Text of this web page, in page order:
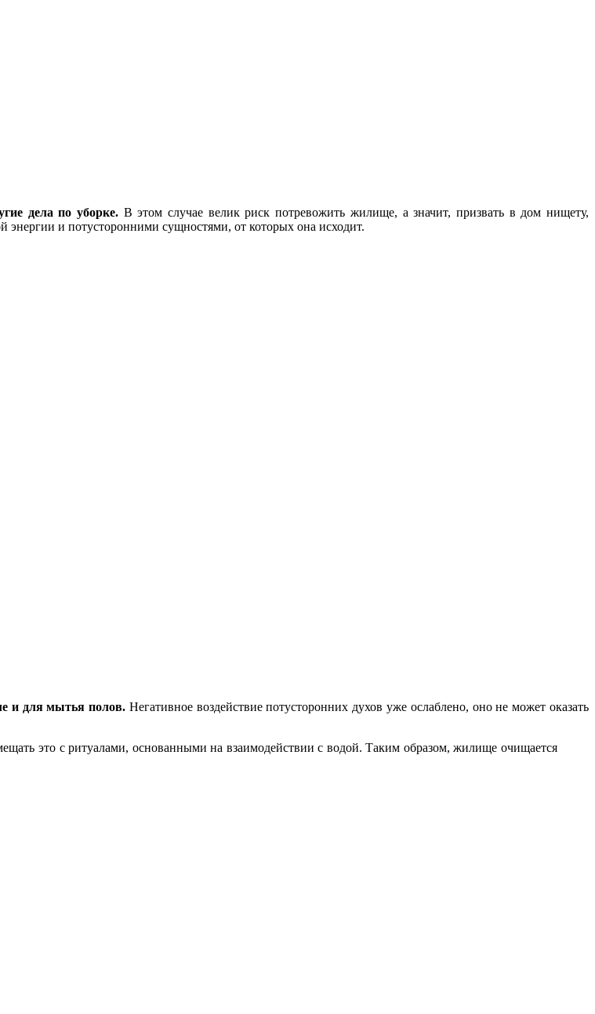
дела по уборке. В этом случае велик риск потревожить жилище, а значит, призвать в дом нищету,
энергии и потусторонними сущностями, от которых она исходит.
и для мытья полов. Негативное воздействие потусторонних духов уже ослаблено, оно не может оказать
это с ритуалами, основанными на взаимодействии с водой. Таким образом, жилище очищается